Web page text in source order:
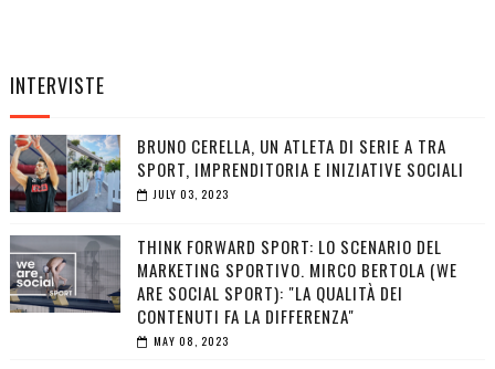
INTERVISTE
BRUNO CERELLA, UN ATLETA DI SERIE A TRA
SPORT, IMPRENDITORIA E INIZIATIVE SOCIALI
JULY 03, 2023
THINK FORWARD SPORT: LO SCENARIO DEL
MARKETING SPORTIVO. MIRCO BERTOLA (WE
ARE SOCIAL SPORT): "LA QUALITÀ DEI
CONTENUTI FA LA DIFFERENZA"
MAY 08, 2023